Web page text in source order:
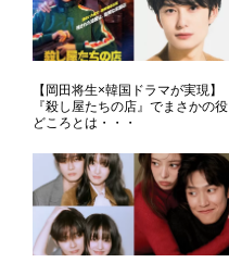
【岡田将生×韓国ドラマが実現】
『殺し屋たちの店』でまさかの役
どころとは・・・